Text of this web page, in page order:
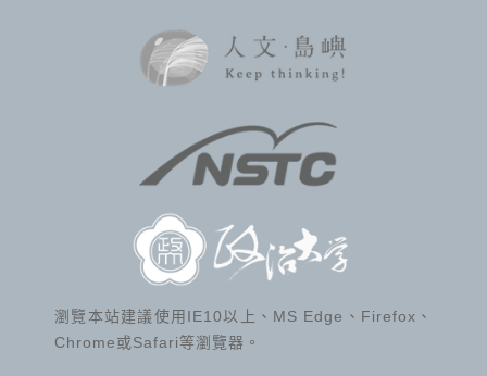
瀏覽本站建議使用IE10以上、MS Edge、Firefox、
Chrome或Safari等瀏覽器。